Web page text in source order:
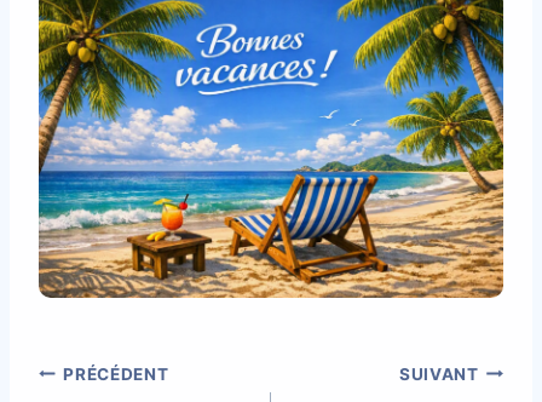
Navigation
PRÉCÉDENT SUIVANT